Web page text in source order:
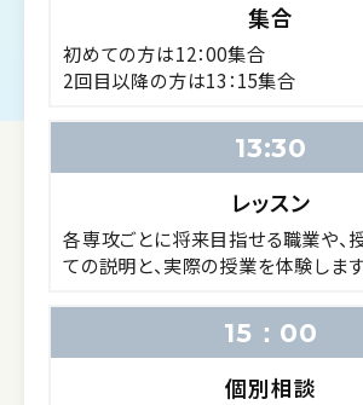
集合
初めての方は12：00集合
2回目以降の方は13：15集合
13:30
レッスン
各専攻ごとに将来目指せる職業や、
ての説明と、実際の授業を体験します
15：00
個別相談